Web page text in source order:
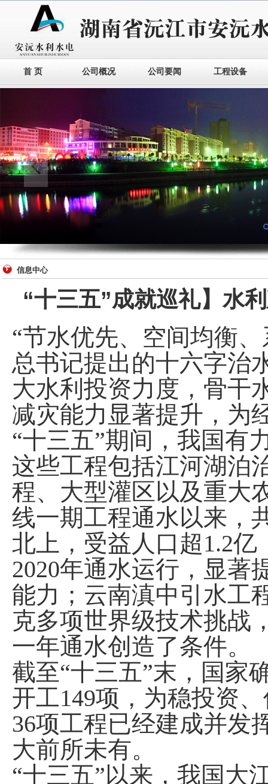
首 页 公司概况 公司要闻 工程设备
信息中心
“十三五”成就巡礼】水
“节水优先、空间均衡
总书记提出的十六字治
大水利投资力度，骨干
减灾能力显著提升，为
“十三五”期间，我国有
这些工程包括江河湖泊
程、大型灌区以及重大
线一期工程通水以来，
北上，受益人口超1.2
2020年通水运行，显著
能力；云南滇中引水工
克多项世界级技术挑战
一年通水创造了条件。
截至“十三五”末，国家
开工149项，为稳投资
36项工程已经建成并发
大前所未有。
“十三五”以来，我国大